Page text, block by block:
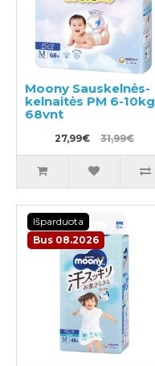
Moony Sauskelnės-
kelnaitės PM 6-10kg
68vnt
27,99€ 31,99€
Išparduota
Bus 08.2026